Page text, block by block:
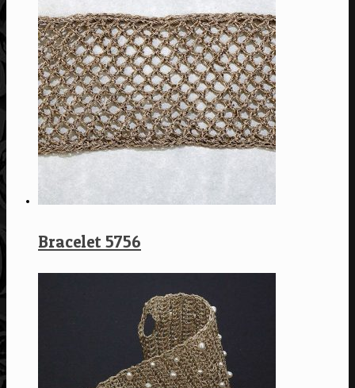
Bracelet 5756